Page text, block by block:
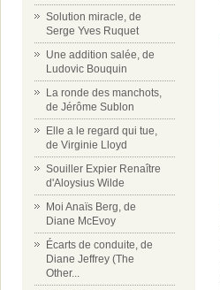
Solution miracle, de
Serge Yves Ruquet
Une addition salée, de
Ludovic Bouquin
La ronde des manchots,
de Jérôme Sublon
Elle a le regard qui tue,
de Virginie Lloyd
Souiller Expier Renaître
d'Aloysius Wilde
Moi Anaïs Berg, de
Diane McEvoy
Écarts de conduite, de
Diane Jeffrey (The
Other...